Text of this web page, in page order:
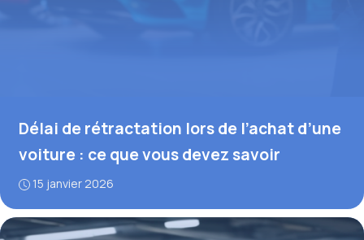
Délai de rétractation lors de l’achat d’une
voiture : ce que vous devez savoir
15 janvier 2026